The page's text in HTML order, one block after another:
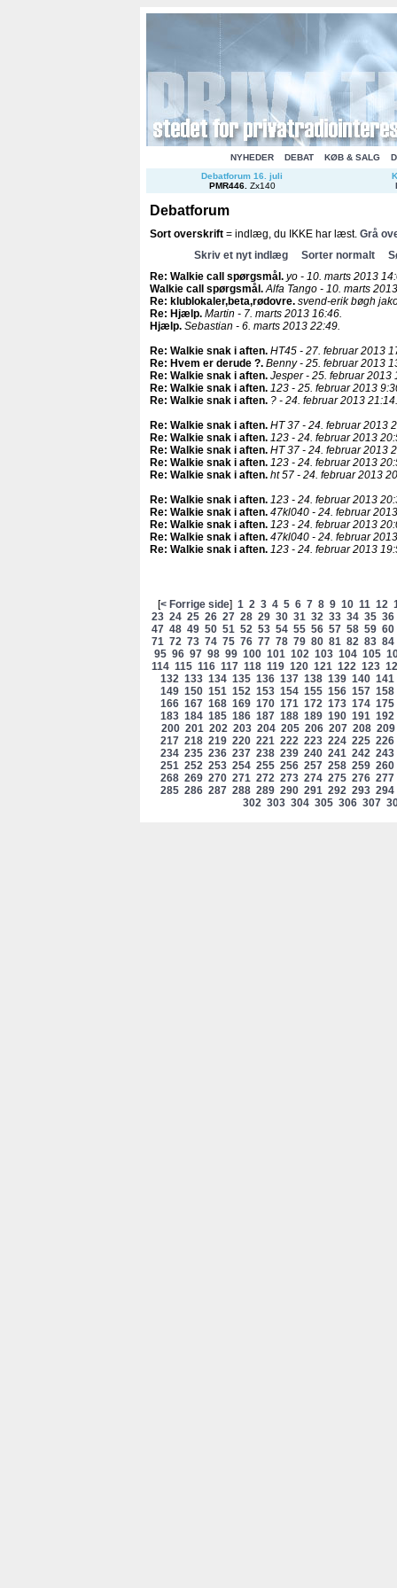
NYHEDER DEBAT KØB & SALG
Debatforum 16. juli
PMR446. Zx140
Debatforum
Sort overskrift = indlæg, du IKKE har læst. Grå
Skriv et nyt indlæg
Sorter normalt
Re: Walkie call spørgsmål . yo - 10. marts 2013
Walkie call spørgsmål . Alfa Tango - 10. marts
Re: klublokaler,beta,rødovre. svend-erik bøgh
Re: Hjælp. Martin - 7. marts 2013 16:46.
Hjælp. Sebastian - 6. marts 2013 22:49.
Re: Walkie snak i aften. HT45 - 27. februar 2013
Re: Hvem er derude ?. Benny - 25. februar 2013
Re: Walkie snak i aften. Jesper - 25. februar 2013
Re: Walkie snak i aften. 123 - 25. februar 2013
Re: Walkie snak i aften. ? - 24. februar 2013 21:14.
Re: Walkie snak i aften. HT 37 - 24. februar 2013
Re: Walkie snak i aften. 123 - 24. februar 2013
Re: Walkie snak i aften. HT 37 - 24. februar 2013
Re: Walkie snak i aften. 123 - 24. februar 2013
Re: Walkie snak i aften. ht 57 - 24. februar 2013
Re: Walkie snak i aften. 123 - 24. februar 2013
Re: Walkie snak i aften. 47kl040 - 24. februar
Re: Walkie snak i aften. 123 - 24. februar 2013
Re: Walkie snak i aften. 47kl040 - 24. februar
Re: Walkie snak i aften. 123 - 24. februar 2013
[< Forrige side] 1 2 3 4 5 6 7 8 9 10 11 12
23 24 25 26 27 28 29 30 31 32 33 34 35 36
47 48 49 50 51 52 53 54 55 56 57 58 59 60
71 72 73 74 75 76 77 78 79 80 81 82 83 84
95 96 97 98 99 100 101 102 103 104 105
114 115 116 117 118 119 120 121 122 123
132 133 134 135 136 137 138 139 140 141
149 150 151 152 153 154 155 156 157 158
166 167 168 169 170 171 172 173 174 175
183 184 185 186 187 188 189 190 191 192
200 201 202 203 204 205 206 207 208 209
217 218 219 220 221 222 223 224 225 226
234 235 236 237 238 239 240 241 242 243
251 252 253 254 255 256 257 258 259 260
268 269 270 271 272 273 274 275 276 277
285 286 287 288 289 290 291 292 293 294
302 303 304 305 306 307